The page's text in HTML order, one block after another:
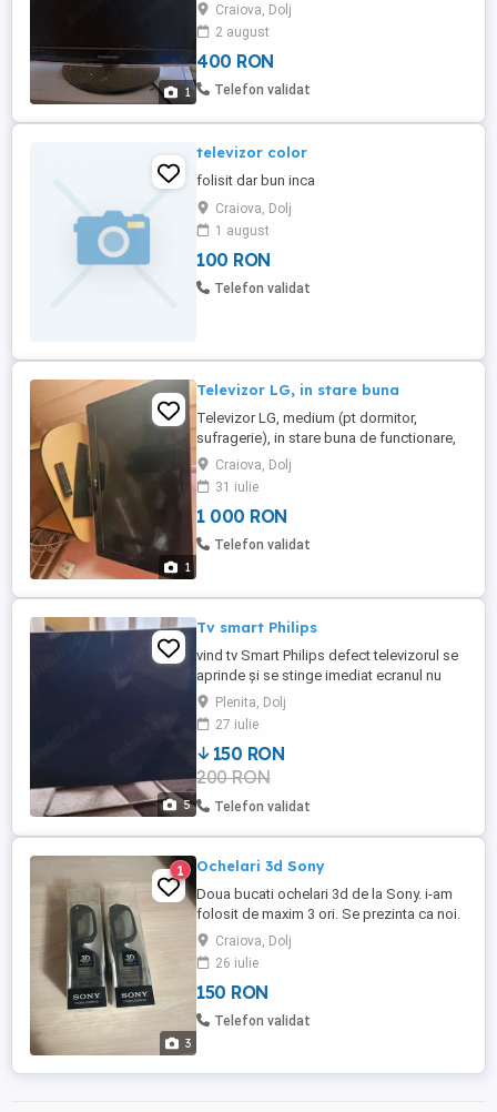
1
WhatsApp
Craiova, Dolj
2 august
400 RON
Telefon validat
televizor color
folisit dar bun inca
Craiova, Dolj
1 august
100 RON
Telefon validat
1
Televizor LG, in stare buna
Televizor LG, medium (pt dormitor,
sufragerie), in stare buna de functionare,
gratis masuta Carte de instructiuni
Colectare de la domiciliu cu bani (nu fac
livrare, si nici nu am cont) Craiova Lapus
Craiova, Dolj
31 iulie
1 000 RON
Telefon validat
5
Tv smart Philips
vind tv Smart Philips defect televizorul se
aprinde și se stinge imediat ecranul nu
este spart prețul nu este negociabil nu
trimit in tara cine este interesat poate să
mă contacteze
Plenita, Dolj
27 iulie
150 RON
200 RON
Telefon validat
3
1 Ochelari 3d Sony
Doua bucati ochelari 3d de la Sony. i-am
folosit de maxim 3 ori. Se prezinta ca noi.
Pret 150 lei ambele perechi.
Craiova, Dolj
26 iulie
150 RON
Telefon validat